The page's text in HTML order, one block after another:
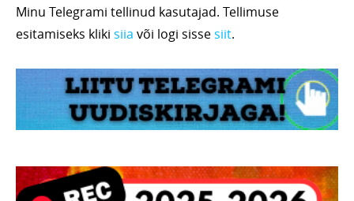
Minu Telegrami tellinud kasutajad. Tellimuse
esitamiseks kliki siia või logi sissesiit.